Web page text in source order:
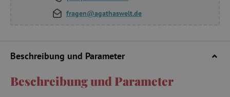
fragen@agathaswelt.de
Beschreibung und Parameter
Beschreibung und Parameter